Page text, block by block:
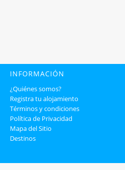
INFORMACIÓN
¿Quiénes somos?
Registra tu alojamiento
Términos y condiciones
Política de Privacidad
Mapa del Sitio
Destinos